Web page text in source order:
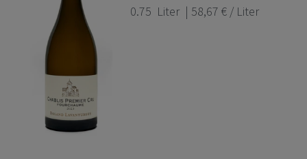
0.75 Liter | 58,67 € / Liter